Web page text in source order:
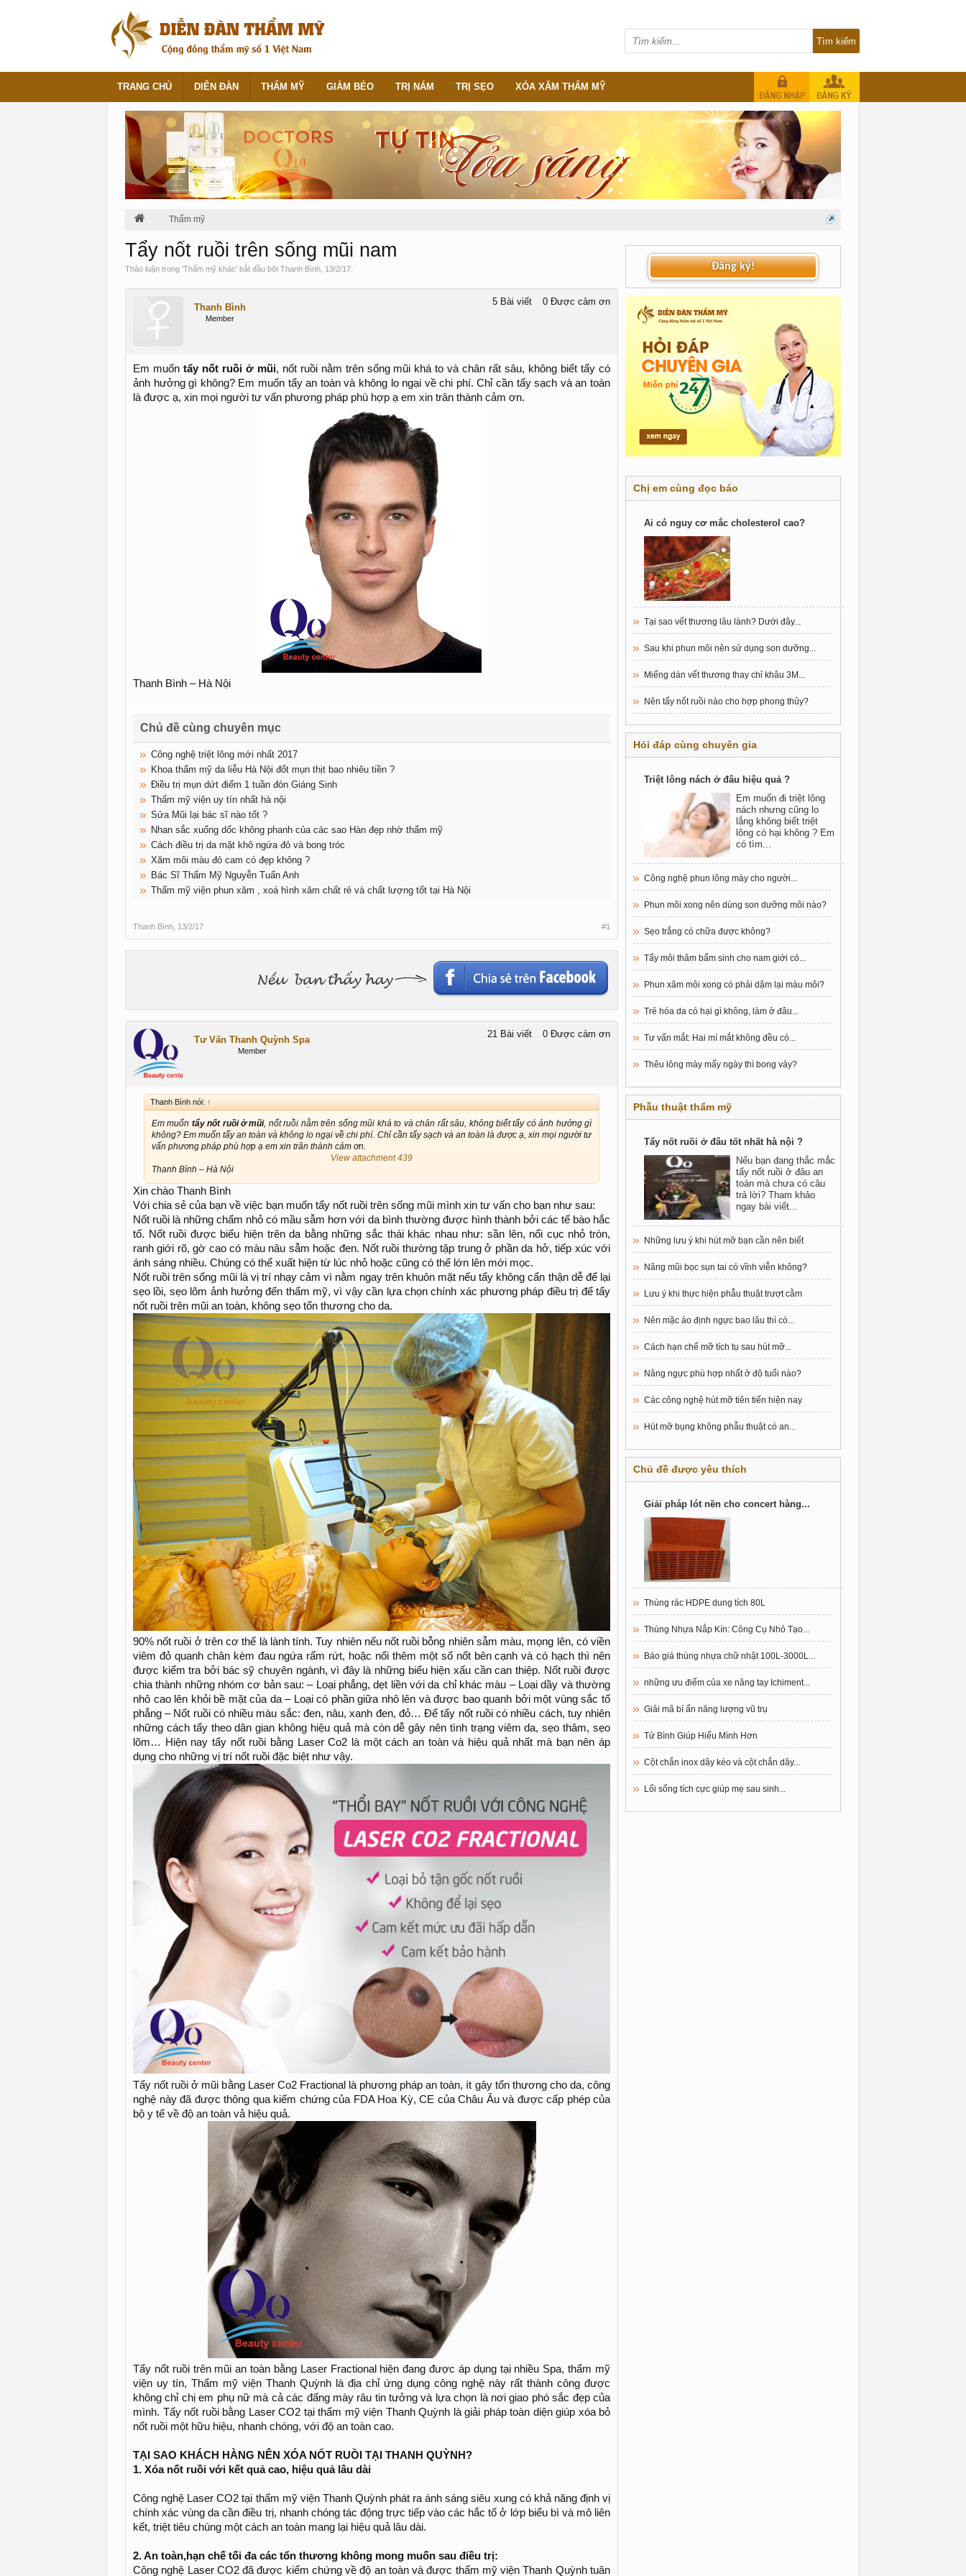
Thẩm mỹ
Tẩy nốt ruồi trên sống mũi nam
Thảo luận trong 'Thẩm mỹ khác' bắt đầu bởi Thanh Bình 13/2/17
Thanh Bình
Member
5 Bài viết 0 Được cảm ơn
Em muốn tẩy nốt ruồi ở mũi, nốt ruồi nằm trên sống mũi khá to và chân rất sâu, không biết tẩy có
ảnh hưởng gì không? Em muốn tẩy an toàn và không lo ngại về chi phí. Chỉ cần tẩy sạch và an toàn
là được ạ, xin mọi người tư vấn phương pháp phù hợp ạ em xin trân thành cảm ơn.
Thanh Bình – Hà Nội
Chủ đề cùng chuyên mục
Công nghệ triệt lông mới nhất 2017
Khoa thẩm mỹ da liễu Hà Nội đốt mụn thịt bao nhiêu tiền ?
Điều trị mụn dứt điểm 1 tuần đón Giáng Sinh
Thẩm mỹ viện uy tín nhất hà nội
Sửa Mũi lại bác sĩ nào tốt ?
Nhan sắc xuống dốc không phanh của các sao Hàn đẹp nhờ thẩm mỹ
Cách điều trị da mặt khô ngứa đỏ và bong tróc
Xăm môi màu đỏ cam có đẹp không ?
Bác Sĩ Thẩm Mỹ Nguyễn Tuấn Anh
Thẩm mỹ viện phun xăm , xoá hình xăm chất rẻ và chất lượng tốt tại Hà Nội
Thanh Bình 13/2/17 #1
Tư Vấn Thanh Quỳnh Spa
Member
21 Bài viết 0 Được cảm ơn
Thanh Bình nói: ↑
Em muốn tẩy nốt ruồi ở mũi, nốt ruồi nằm trên sống mũi khá to và chân rất sâu, không biết tẩy có ảnh hưởng gì
không? Em muốn tẩy an toàn và không lo ngại về chi phí. Chỉ cần tẩy sạch và an toàn là được ạ, xin mọi người tư
vấn phương pháp phù hợp ạ em xin trân thành cảm ơn.
View attachment 439
Thanh Bình – Hà Nội
Xin chào Thanh Bình
Với chia sẻ của bạn về việc bạn muốn tẩy nốt ruồi trên sống mũi mình xin tư vấn cho bạn như sau:
Nốt ruồi là những chấm nhỏ có mầu sẫm hơn với da bình thường được hình thành bởi các tế bào hắc
tố. Nốt ruồi được biểu hiện trên da bằng những sắc thái khác nhau như: sần lên, nổi cục nhỏ tròn,
ranh giới rõ, gờ cao có màu nâu sẫm hoặc đen. Nốt ruồi thường tập trung ở phần da hở, tiếp xúc với
ánh sáng nhiều. Chúng có thể xuất hiện từ lúc nhỏ hoặc cũng có thể lớn lên mới mọc.
Nốt ruồi trên sống mũi là vị trí nhạy cảm vì nằm ngay trên khuôn mặt nếu tẩy không cẩn thận dễ để lại
sẹo lồi, sẹo lõm ảnh hưởng đến thẩm mỹ, vì vậy cần lựa chọn chính xác phương pháp điều trị để tẩy
nốt ruồi trên mũi an toàn, không sẹo tổn thương cho da.
90% nốt ruồi ở trên cơ thể là lành tính. Tuy nhiên nếu nốt ruồi bỗng nhiên sẫm màu, mọng lên, có viền
viêm đỏ quanh chân kèm đau ngứa rấm rứt, hoặc nổi thêm một số nốt bên cạnh và có hạch thì nên
được kiểm tra bởi bác sỹ chuyên ngành, vì đây là những biểu hiện xấu cần can thiệp. Nốt ruồi được
chia thành những nhóm cơ bản sau: – Loại phẳng, dẹt liền với da chỉ khác màu – Loại dầy và thường
nhô cao lên khỏi bề mặt của da – Loại có phần giữa nhô lên và được bao quanh bởi một vùng sắc tố
phẳng – Nốt ruồi có nhiều màu sắc: đen, nâu, xanh đen, đỏ… Để tẩy nốt ruồi có nhiều cách, tuy nhiên
những cách tẩy theo dân gian không hiệu quả mà còn dễ gây nên tình trạng viêm da, sẹo thâm, sẹo
lõm… Hiện nay tẩy nốt ruồi bằng Laser Co2 là một cách an toàn và hiệu quả nhất mà bạn nên áp
dụng cho những vị trí nốt ruồi đặc biệt như vậy.
Tẩy nốt ruồi ở mũi bằng Laser Co2 Fractional là phương pháp an toàn, ít gây tổn thương cho da, công
nghệ này đã được thông qua kiểm chứng của FDA Hoa Kỳ, CE của Châu Âu và được cấp phép của
bộ y tế về độ an toàn vả hiệu quả.
Tẩy nốt ruồi trên mũi an toàn bằng Laser Fractional hiện đang được áp dụng tại nhiều Spa, thẩm mỹ
viện uy tín, Thẩm mỹ viện Thanh Quỳnh là địa chỉ ứng dụng công nghệ này rất thành công được
không chỉ chị em phụ nữ mà cả các đấng mày râu tin tưởng và lựa chọn là nơi giao phó sắc đẹp của
mình. Tẩy nốt ruồi bằng Laser CO2 tại thẩm mỹ viện Thanh Quỳnh là giải pháp toàn diện giúp xóa bỏ
nốt ruồi một hữu hiệu, nhanh chóng, với độ an toàn cao.
TẠI SAO KHÁCH HÀNG NÊN XÓA NỐT RUỒI TẠI THANH QUỲNH?
1. Xóa nốt ruồi với kết quả cao, hiệu quả lâu dài
Công nghệ Laser CO2 tại thẩm mỹ viện Thanh Quỳnh phát ra ánh sáng siêu xung có khả năng định vị
chính xác vùng da cần điều trị, nhanh chóng tác động trực tiếp vào các hắc tố ở lớp biểu bì và mô liên
kết, triệt tiêu chúng một cách an toàn mang lại hiệu quả lâu dài.
2. An toàn,hạn chế tối đa các tổn thương không mong muốn sau điều trị:
Công nghệ Laser CO2 đã được kiểm chứng về độ an toàn và được thẩm mỹ viện Thanh Quỳnh tuân
Đăng ký!
Chị em cùng đọc báo
Ai có nguy cơ mắc cholesterol cao?
Tại sao vết thương lâu lành? Dưới đây...
Sau khi phun môi nên sử dụng son dưỡng...
Miếng dán vết thương thay chỉ khâu 3M...
Nên tẩy nốt ruồi nào cho hợp phong thủy?
Hỏi đáp cùng chuyên gia
Triệt lông nách ở đâu hiệu quả ?
Em muốn đi triệt lông
nách nhưng cũng lo
lắng không biết triệt
lông có hại không ? Em
có tìm...
Công nghệ phun lông mày cho người...
Phun môi xong nên dùng son dưỡng môi nào?
Sẹo trắng có chữa được không?
Tẩy môi thâm bẩm sinh cho nam giới có...
Phun xăm môi xong có phải dặm lại màu môi?
Trẻ hóa da có hại gì không, làm ở đâu...
Tư vấn mắt: Hai mí mắt không đều có...
Thêu lông mày mấy ngày thì bong vảy?
Phẫu thuật thẩm mỹ
Tẩy nốt ruồi ở đâu tốt nhất hà nội ?
Nếu bạn đang thắc mắc
tẩy nốt ruồi ở đâu an
toàn mà chưa có câu
trả lời? Tham khảo
ngay bài viết...
Những lưu ý khi hút mỡ bạn cần nên biết
Nâng mũi bọc sụn tai có vĩnh viễn không?
Lưu ý khi thực hiện phẫu thuật trượt cằm
Nên mặc áo định ngực bao lâu thì có...
Cách hạn chế mỡ tích tụ sau hút mỡ...
Nâng ngực phù hợp nhất ở độ tuổi nào?
Các công nghệ hút mỡ tiên tiến hiện nay
Hút mỡ bụng không phẫu thuật có an...
Chủ đề được yêu thích
Giải pháp lót nền cho concert hàng...
Thùng rác HDPE dung tích 80L
Thùng Nhựa Nắp Kín: Công Cụ Nhỏ Tạo...
Báo giá thùng nhựa chữ nhật 100L-3000L...
những ưu điểm của xe nâng tay Ichiment...
Giải mã bí ẩn năng lượng vũ trụ
Tử Bình Giúp Hiểu Mình Hơn
Cột chắn inox dây kéo và cột chắn dây...
Lối sống tích cực giúp mẹ sau sinh...
TRANG CHỦ DIỄN ĐÀN THẨM MỸ GIẢM BÉO TRỊ NÁM TRỊ SẸO XÓA XĂM THẨM MỸ